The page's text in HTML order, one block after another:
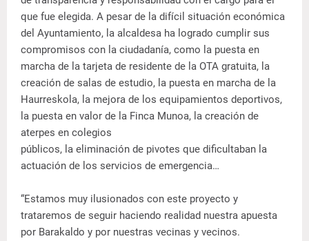
que fue elegida. A pesar de la difícil situación económica
del Ayuntamiento, la alcaldesa ha logrado cumplir sus
compromisos con la ciudadanía, como la puesta en
marcha de la tarjeta de residente de la OTA gratuita, la
creación de salas de estudio, la puesta en marcha de la
Haurreskola, la mejora de los equipamientos deportivos,
la puesta en valor de la Finca Munoa, la creación de
aterpes en colegios
públicos, la eliminación de pivotes que dificultaban la
actuación de los servicios de emergencia…
“Estamos muy ilusionados con este proyecto y
trataremos de seguir haciendo realidad nuestra apuesta
por Barakaldo y por nuestras vecinas y vecinos.